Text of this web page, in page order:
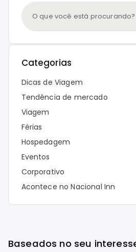
Categorias
Dicas de Viagem
Tendência de mercado
Viagem
Férias
Hospedagem
Eventos
Corporativo
Acontece no Nacional Inn
Baseados no seu